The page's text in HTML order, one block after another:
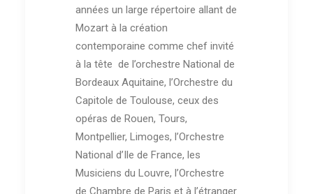
années un large répertoire allant de
Mozart à la création
contemporaine comme chef invité
à la tête de l’orchestre National de
Bordeaux Aquitaine, l’Orchestre du
Capitole de Toulouse, ceux des
opéras de Rouen, Tours,
Montpellier, Limoges, l’Orchestre
National d’Ile de France, les
Musiciens du Louvre, l’Orchestre
de Chambre de Paris et à l’étranger